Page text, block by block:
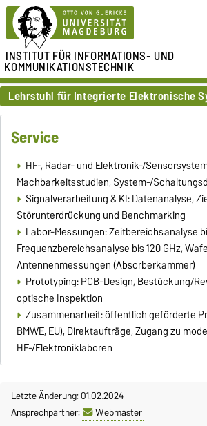
INSTITUT FÜRINFORMATIONS- UND
KOMMUNIKATIONSTECHNIK
Lehrstuhl für Integrierte Elektronische
Service
HF-, Radar- und Elektronik-/
Machbarkeitsstudien, System-/
Signalverarbeitung & KI: Datenanalyse,
Störunterdrückung und Benchmarking
Labor-Messungen: Zeitbereichsanalyse
Frequenzbereichsanalyse bis 120 GHz,
Antennenmessungen (Absorberkammer)
Prototyping: PCB-Design, Bestückung/
optische Inspektion
Zusammenarbeit: öffentlich geförderte
BMWE, EU), Direktaufträge, Zugang zu
HF-/Elektroniklaboren
Letzte Änderung: 01.02.2024
Ansprechpartner:
Webmaster